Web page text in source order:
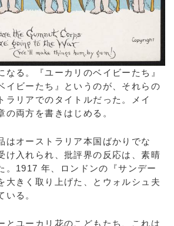
る。『ユーカリのベイビーたち』
イビーたち』というのが、それらの
ラリアでのタイトルだった。メイ
の両方を書きはじめる。
オーストラリア本国ばかりでな
け入れられ、批評界の反応は、素晴
。1917 年、ロンドンの『サンデー
大きく取り上げた、とウォルシュ夫
いる。
ユーカリ花のこどもたち、これは